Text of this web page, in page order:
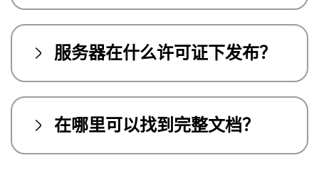
服务器在什么许可证下发布？
在哪里可以找到完整文档？